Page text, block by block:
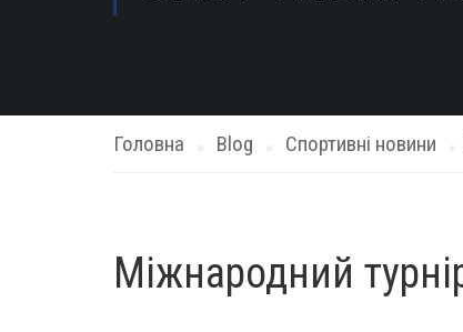
Головна Blog Спортивні новини
Міжнародний